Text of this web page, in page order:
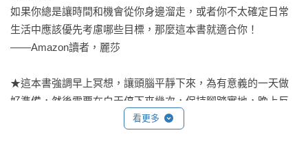
第八章  心氣步驟二：放大目的
第九章  心氣步驟三：明確目的
目標導向與過程導向
第十章  心氣步驟四：目的優先
如果你總是讓時間和機會從你身邊溜走，或者你不太確定日常
生活中應該優先考慮哪些目標，那麼這本書就適合你！
——Amazon讀者，麗莎
★這本書強調早上冥想，讓頭腦平靜下來，為有意義的一天做
好準備，然後需要在白天停下來幾次，保持腳踏實地，晚上反
思，留意「我是否朝著自己的渴望邁出了一步，或者離我的渴
看更多